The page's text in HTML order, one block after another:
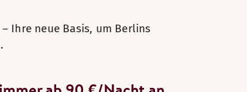
Ihre neue Basis, um Berlins